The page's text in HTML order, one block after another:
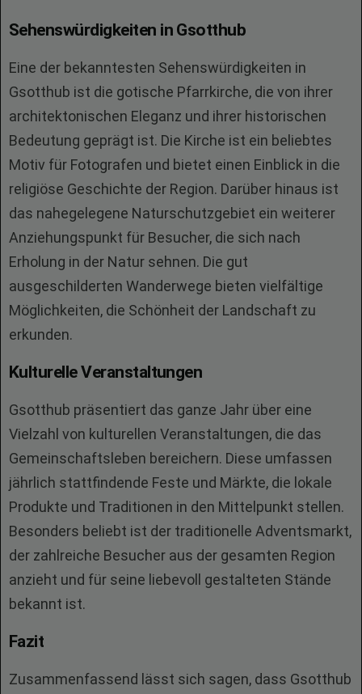
Sehenswürdigkeiten in Gsotthub
Eine der bekanntesten Sehenswürdigkeiten in
Gsotthub ist die gotische Pfarrkirche, die von ihrer
architektonischen Eleganz und ihrer historischen
Bedeutung geprägt ist. Die Kirche ist ein beliebtes
Motiv für Fotografen und bietet einen Einblick in die
religiöse Geschichte der Region. Darüber hinaus ist
das nahegelegene Naturschutzgebiet ein weiterer
Anziehungspunkt für Besucher, die sich nach
Erholung in der Natur sehnen. Die gut
ausgeschilderten Wanderwege bieten vielfältige
Möglichkeiten, die Schönheit der Landschaft zu
erkunden.
Kulturelle Veranstaltungen
Gsotthub präsentiert das ganze Jahr über eine
Vielzahl von kulturellen Veranstaltungen, die das
Gemeinschaftsleben bereichern. Diese umfassen
jährlich stattfindende Feste und Märkte, die lokale
Produkte und Traditionen in den Mittelpunkt stellen.
Besonders beliebt ist der traditionelle Adventsmarkt,
der zahlreiche Besucher aus der gesamten Region
anzieht und für seine liebevoll gestalteten Stände
bekannt ist.
Fazit
Zusammenfassend lässt sich sagen, dass Gsotthub